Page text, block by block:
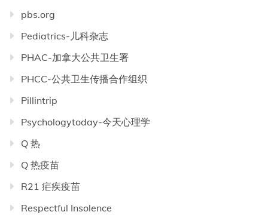
pbs.org
Pediatrics-儿科杂志
PHAC-加拿大公共卫生署
PHCC-公共卫生传播合作组织
Pillintrip
Psychologytoday-今天心理学
Q 热
Q 热疫苗
R21 疟疾疫苗
Respectful Insolence